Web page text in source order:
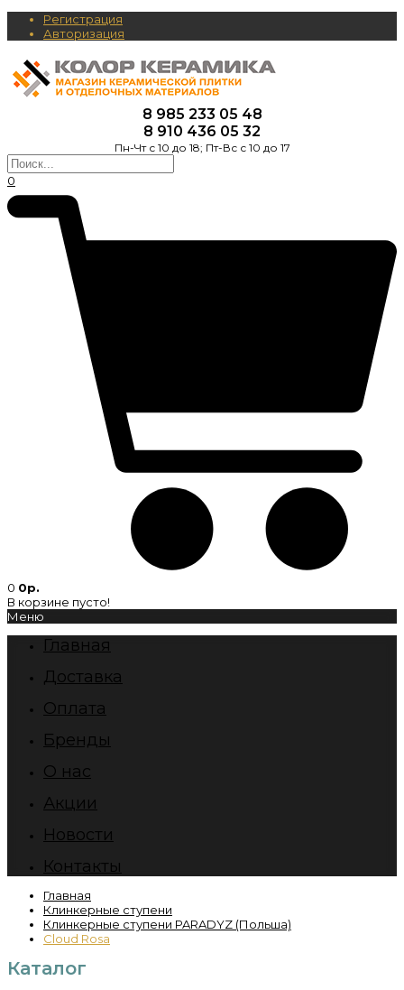
Регистрация
Авторизация
8 985 233 05 48
8 910 436 05 32
Пн-Чт с 10 до 18; Пт-Вс с 10 до 17
0
0 0р.
В корзине пусто!
Меню
Главная
Доставка
Оплата
Бренды
О нас
Акции
Новости
Контакты
Главная
Клинкерные ступени
Клинкерные ступени PARADYZ (Польша)
Cloud Rosa
Каталог